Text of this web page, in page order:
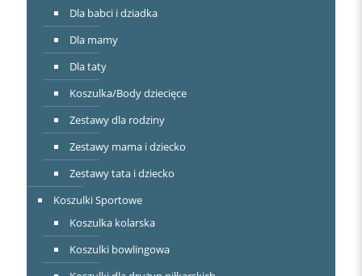
Dla babci i dziadka
Dla mamy
Dla taty
Koszulka/Body dziecięce
Zestawy dla rodziny
Zestawy mama i dziecko
Zestawy tata i dziecko
Koszulki Sportowe
Koszulka kolarska
Koszulki bowlingowa